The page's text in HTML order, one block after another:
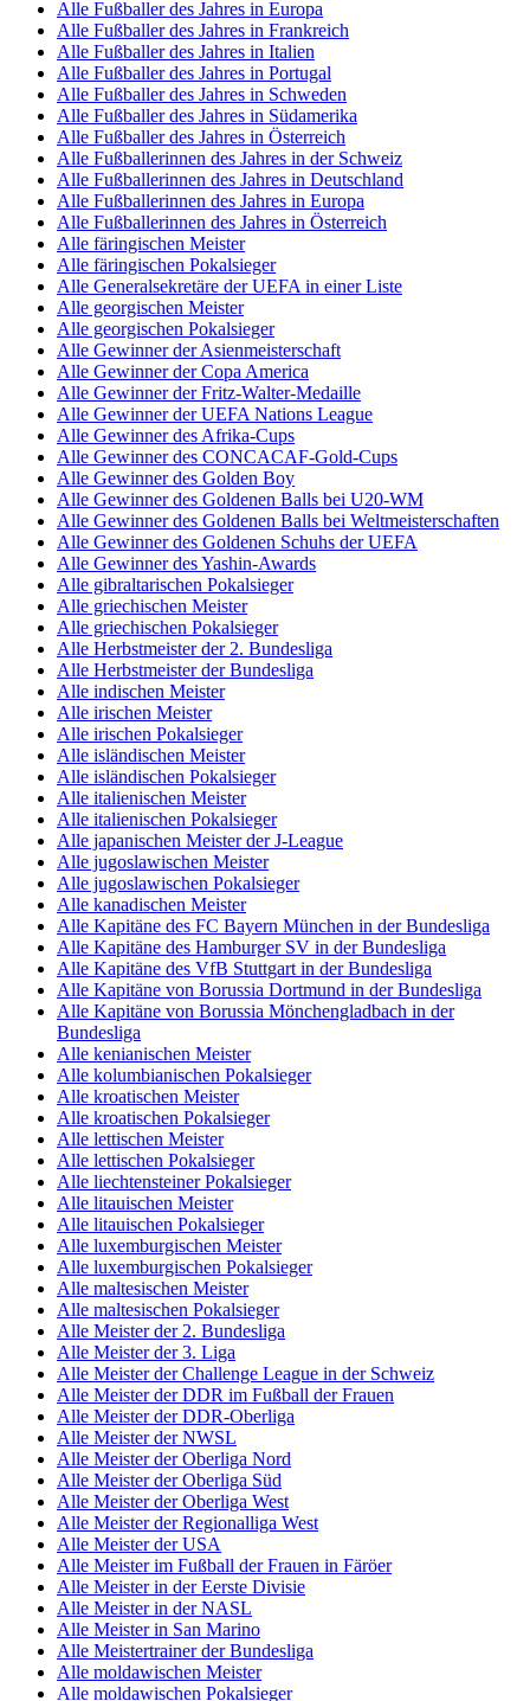
Alle Fußballer des Jahres in Europa
Alle Fußballer des Jahres in Frankreich
Alle Fußballer des Jahres in Italien
Alle Fußballer des Jahres in Portugal
Alle Fußballer des Jahres in Schweden
Alle Fußballer des Jahres in Südamerika
Alle Fußballer des Jahres in Österreich
Alle Fußballerinnen des Jahres in der Schweiz
Alle Fußballerinnen des Jahres in Deutschland
Alle Fußballerinnen des Jahres in Europa
Alle Fußballerinnen des Jahres in Österreich
Alle färingischen Meister
Alle färingischen Pokalsieger
Alle Generalsekretäre der UEFA in einer Liste
Alle georgischen Meister
Alle georgischen Pokalsieger
Alle Gewinner der Asienmeisterschaft
Alle Gewinner der Copa America
Alle Gewinner der Fritz-Walter-Medaille
Alle Gewinner der UEFA Nations League
Alle Gewinner des Afrika-Cups
Alle Gewinner des CONCACAF-Gold-Cups
Alle Gewinner des Golden Boy
Alle Gewinner des Goldenen Balls bei U20-WM
Alle Gewinner des Goldenen Balls bei Weltmeisterschaften
Alle Gewinner des Goldenen Schuhs der UEFA
Alle Gewinner des Yashin-Awards
Alle gibraltarischen Pokalsieger
Alle griechischen Meister
Alle griechischen Pokalsieger
Alle Herbstmeister der 2. Bundesliga
Alle Herbstmeister der Bundesliga
Alle indischen Meister
Alle irischen Meister
Alle irischen Pokalsieger
Alle isländischen Meister
Alle isländischen Pokalsieger
Alle italienischen Meister
Alle italienischen Pokalsieger
Alle japanischen Meister der J-League
Alle jugoslawischen Meister
Alle jugoslawischen Pokalsieger
Alle kanadischen Meister
Alle Kapitäne des FC Bayern München in der Bundesliga
Alle Kapitäne des Hamburger SV in der Bundesliga
Alle Kapitäne des VfB Stuttgart in der Bundesliga
Alle Kapitäne von Borussia Dortmund in der Bundesliga
Alle Kapitäne von Borussia Mönchengladbach in der
Bundesliga
Alle kenianischen Meister
Alle kolumbianischen Pokalsieger
Alle kroatischen Meister
Alle kroatischen Pokalsieger
Alle lettischen Meister
Alle lettischen Pokalsieger
Alle liechtensteiner Pokalsieger
Alle litauischen Meister
Alle litauischen Pokalsieger
Alle luxemburgischen Meister
Alle luxemburgischen Pokalsieger
Alle maltesischen Meister
Alle maltesischen Pokalsieger
Alle Meister der 2. Bundesliga
Alle Meister der 3. Liga
Alle Meister der Challenge League in der Schweiz
Alle Meister der DDR im Fußball der Frauen
Alle Meister der DDR-Oberliga
Alle Meister der NWSL
Alle Meister der Oberliga Nord
Alle Meister der Oberliga Süd
Alle Meister der Oberliga West
Alle Meister der Regionalliga West
Alle Meister der USA
Alle Meister im Fußball der Frauen in Färöer
Alle Meister in der Eerste Divisie
Alle Meister in der NASL
Alle Meister in San Marino
Alle Meistertrainer der Bundesliga
Alle moldawischen Meister
Alle moldawischen Pokalsieger